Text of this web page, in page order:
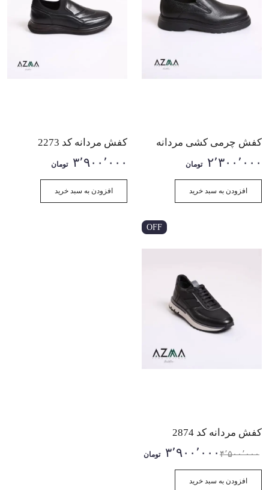
کفش چرمی کشی مردانه
1088
۲٬۳۰۰٬۰۰۰ تومان
افزودن به سبد خرید
کفش مردانه کد 2273
۳٬۹۰۰٬۰۰۰ تومان
افزودن به سبد خرید
OFF
کفش مردانه کد 2874
۴٬۵۰۰٬۰۰۰ ۳٬۹۰۰٬۰۰۰ تومان
افزودن به سبد خرید